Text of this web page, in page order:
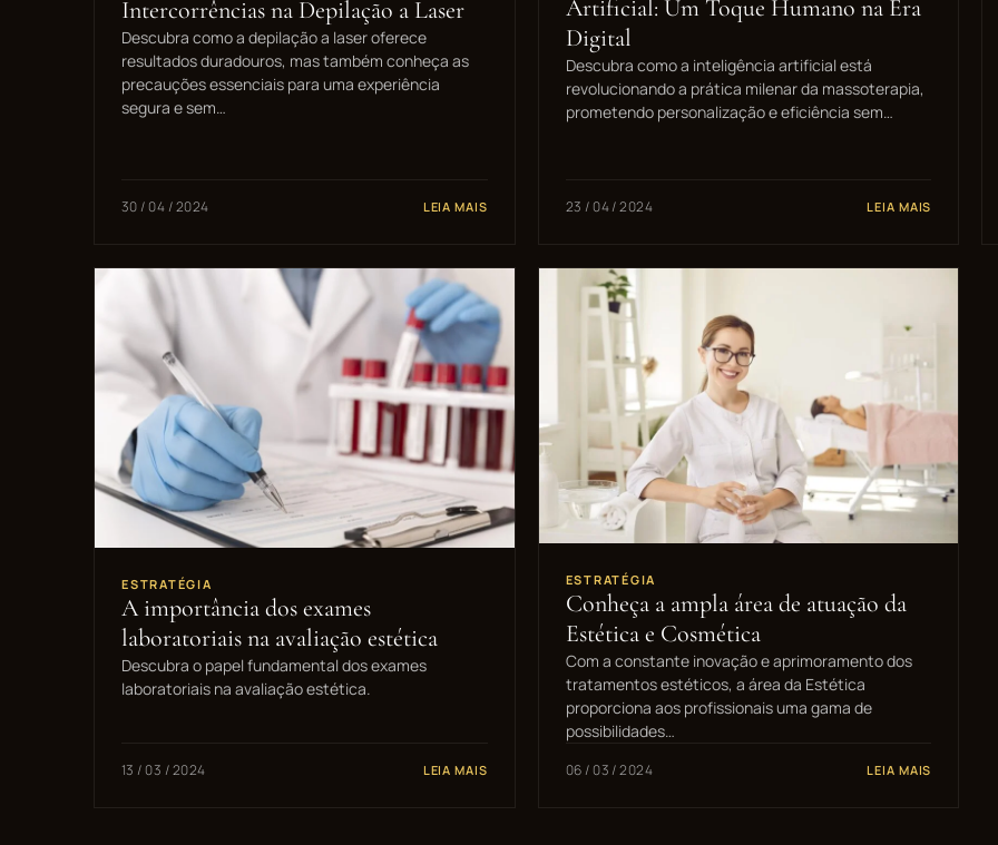
Intercorrências na Depilação a Laser
Descubra como a depilação a laser oferece
resultados duradouros, mas também conheça as
precauções essenciais para uma experiência
segura e sem…
30 / 04 / 2024 LEIA MAIS
Artificial: Um Toque Humano na Era
Digital
Descubra como a inteligência artificial está
revolucionando a prática milenar da massoterapia,
prometendo personalização e eficiência sem…
23 / 04 / 2024 LEIA MAIS
ESTRATÉGIA
A importância dos exames
laboratoriais na avaliação estética
Descubra o papel fundamental dos exames
laboratoriais na avaliação estética.
13 / 03 / 2024 LEIA MAIS
ESTRATÉGIA
Conheça a ampla área de atuação da
Estética e Cosmética
Com a constante inovação e aprimoramento dos
tratamentos estéticos, a área da Estética
proporciona aos profissionais uma gama de
possibilidades…
06 / 03 / 2024 LEIA MAIS